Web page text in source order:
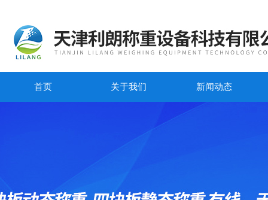
首页 关于我们 新闻动态